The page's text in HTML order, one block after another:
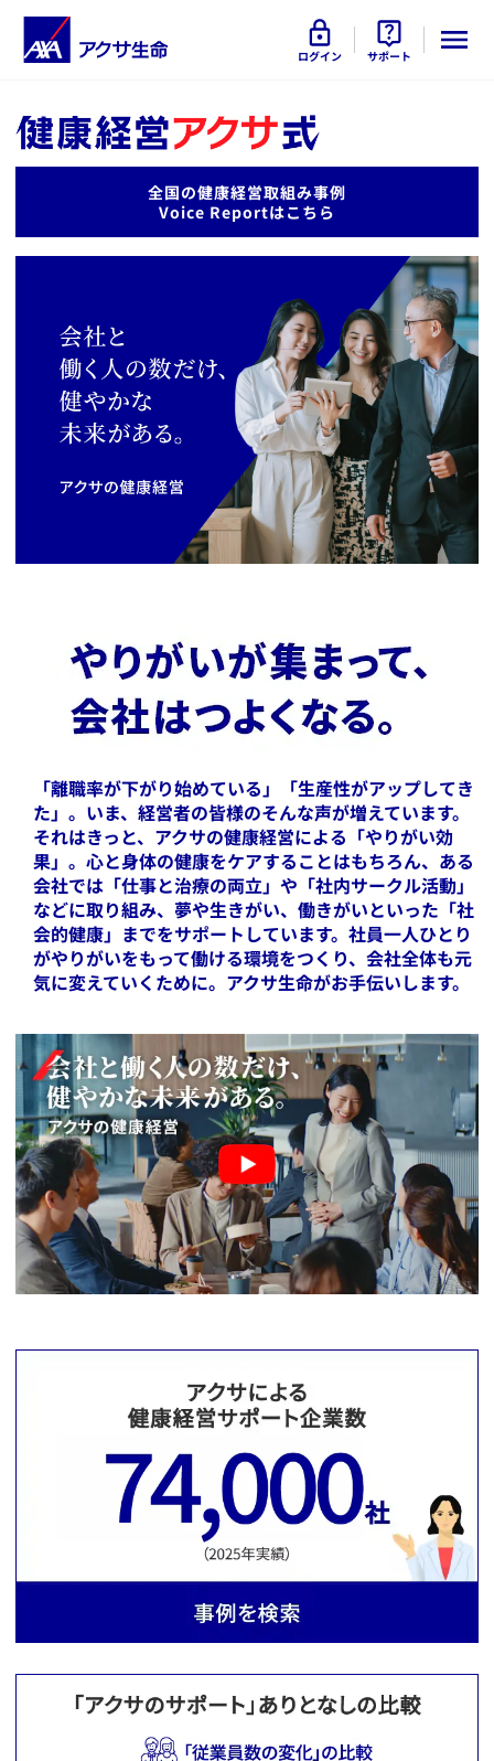
ログイン サポート
​全国の健康経営取組み事例
Voice Reportはこちら
「離職率が下がり始めている」「生産性がアップしてき
た」。いま、経営者の皆様のそんな声が増えています。
それはきっと、アクサの健康経営による「やりがい効
果」。心と身体の健康をケアすることはもちろん、ある
会社では「仕事と治療の両立」や「社内サークル活動」
などに取り組み、夢や生きがい、働きがいといった「社
会的健康」までをサポートしています。社員一人ひとり
がやりがいをもって働ける環境をつくり、会社全体も元
気に変えていくために。アクサ生命がお手伝いします。